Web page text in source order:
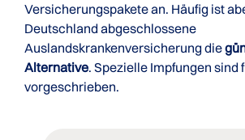
Versicherungspakete an. Häufig ist
Deutschland abgeschlossene
Auslandskrankenversicherung die
Alternative. Spezielle Impfungen sind
vorgeschrieben.